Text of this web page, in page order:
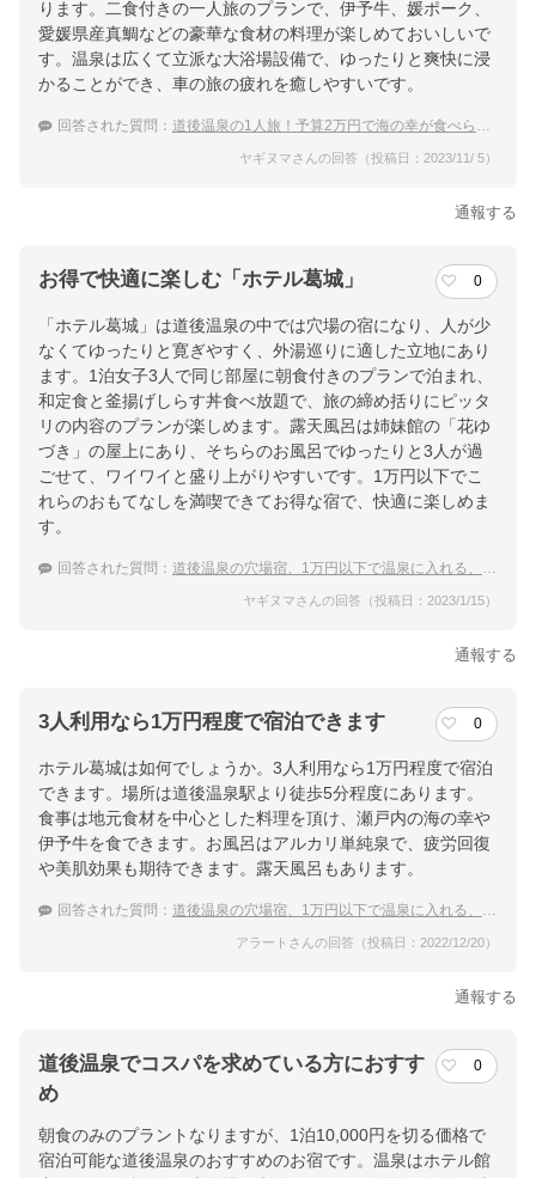
ります。二食付きの一人旅のプランで、伊予牛、媛ポーク、
愛媛県産真鯛などの豪華な食材の料理が楽しめておいしいで
す。温泉は広くて立派な大浴場設備で、ゆったりと爽快に浸
かることができ、車の旅の疲れを癒しやすいです。
回答された質問： 道後温泉の1人旅！予算2万円で海の幸が食べられるおすすめ温泉宿
ヤギヌマさんの回答（投稿日：2023/11/ 5）
通報する
お得で快適に楽しむ「ホテル葛城」 0
「ホテル葛城」は道後温泉の中では穴場の宿になり、人が少
なくてゆったりと寛ぎやすく、外湯巡りに適した立地にあり
ます。1泊女子3人で同じ部屋に朝食付きのプランで泊まれ、
和定食と釜揚げしらす丼食べ放題で、旅の締め括りにピッタ
リの内容のプランが楽しめます。露天風呂は姉妹館の「花ゆ
づき」の屋上にあり、そちらのお風呂でゆったりと3人が過
ごせて、ワイワイと盛り上がりやすいです。1万円以下でこ
れらのおもてなしを満喫できてお得な宿で、快適に楽しめま
す。
回答された質問： 道後温泉の穴場宿、1万円以下で温泉に入れる、安くて良い宿のおすすめは？
ヤギヌマさんの回答（投稿日：2023/1/15）
通報する
3人利用なら1万円程度で宿泊できます 0
ホテル葛城は如何でしょうか。3人利用なら1万円程度で宿泊
できます。場所は道後温泉駅より徒歩5分程度にあります。
食事は地元食材を中心とした料理を頂け、瀬戸内の海の幸や
伊予牛を食できます。お風呂はアルカリ単純泉で、疲労回復
や美肌効果も期待できます。露天風呂もあります。
回答された質問： 道後温泉の穴場宿、1万円以下で温泉に入れる、安くて良い宿のおすすめは？
アラートさんの回答（投稿日：2022/12/20）
通報する
道後温泉でコスパを求めている方におすす
め
0
朝食のみのプラントなりますが、1泊10,000円を切る価格で
宿泊可能な道後温泉のおすすめのお宿です。温泉はホテル館